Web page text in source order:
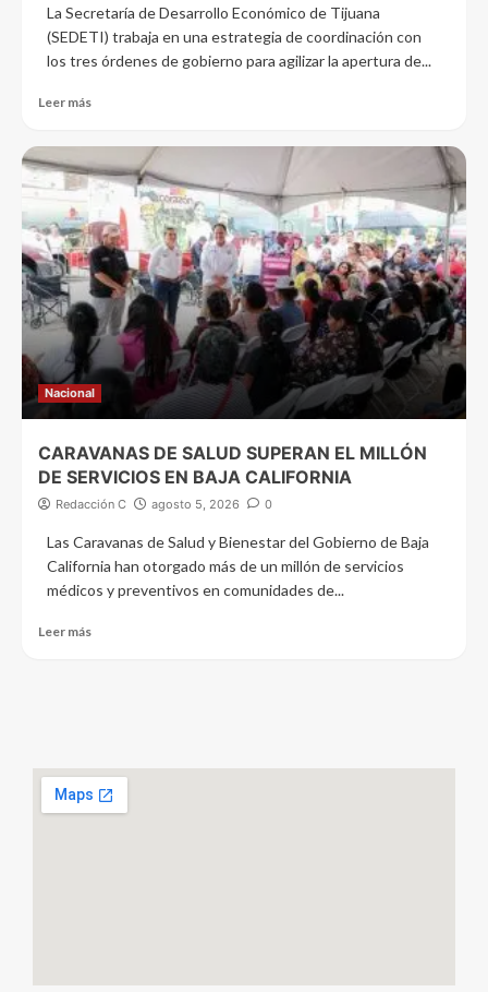
La Secretaría de Desarrollo Económico de Tijuana
(SEDETI) trabaja en una estrategia de coordinación con
los tres órdenes de gobierno para agilizar la apertura de...
Leer más
Nacional
CARAVANAS DE SALUD SUPERAN EL MILLÓN
DE SERVICIOS EN BAJA CALIFORNIA
Redacción C agosto 5, 2026 0
Las Caravanas de Salud y Bienestar del Gobierno de Baja
California han otorgado más de un millón de servicios
médicos y preventivos en comunidades de...
Leer más